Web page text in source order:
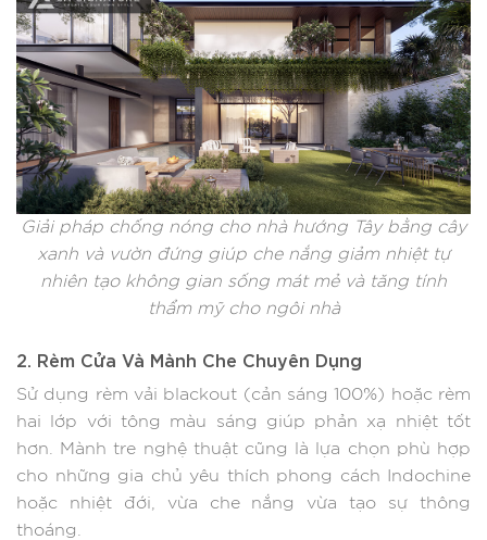
Giải pháp chống nóng cho nhà hướng Tây bằng cây
xanh và vườn đứng giúp che nắng giảm nhiệt tự
nhiên tạo không gian sống mát mẻ và tăng tính
thẩm mỹ cho ngôi nhà
2. Rèm Cửa Và Mành Che Chuyên Dụng
Sử dụng rèm vải blackout (cản sáng 100%) hoặc rèm
hai lớp với tông màu sáng giúp phản xạ nhiệt tốt
hơn. Mành tre nghệ thuật cũng là lựa chọn phù hợp
cho những gia chủ yêu thích phong cách Indochine
hoặc nhiệt đới, vừa che nắng vừa tạo sự thông
thoáng.